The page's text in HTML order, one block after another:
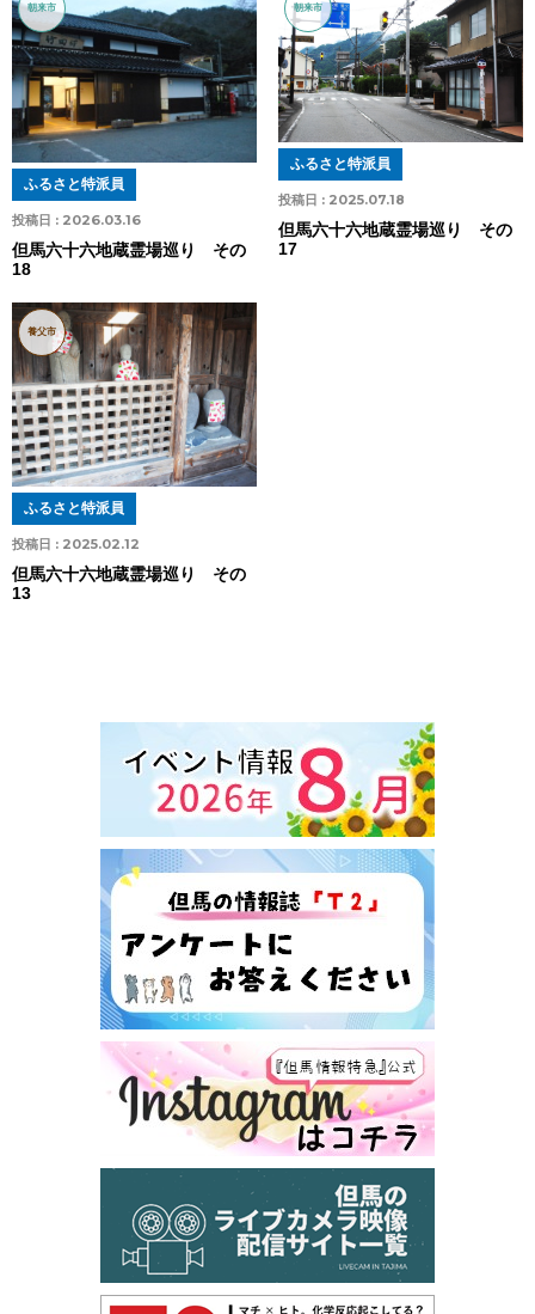
朝来市
投稿日 : 2026.03.16
ふるさと特派員
但馬六十六地蔵霊場巡り その
18
朝来市
投稿日 : 2025.07.18
ふるさと特派員
但馬六十六地蔵霊場巡り その
17
養父市
投稿日 : 2025.02.12
ふるさと特派員
但馬六十六地蔵霊場巡り その
13